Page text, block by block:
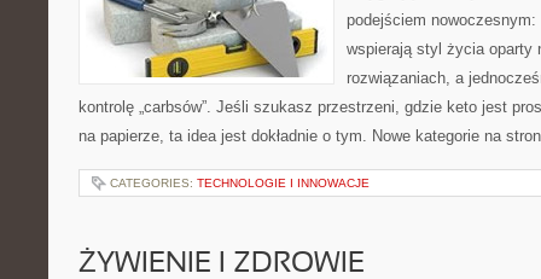
podejściem
wspierają styl życia oparty
rozwiązaniach, a
kontrolę „carbsów”. Jeśli szukasz przestrzeni, gdzie keto jest
na papierze, ta idea jest dokładnie o tym. Nowe kategorie na
CATEGORIES: TECHNOLOGIE I INNOWACJE
ŻYWIENIE I ZDROWIE